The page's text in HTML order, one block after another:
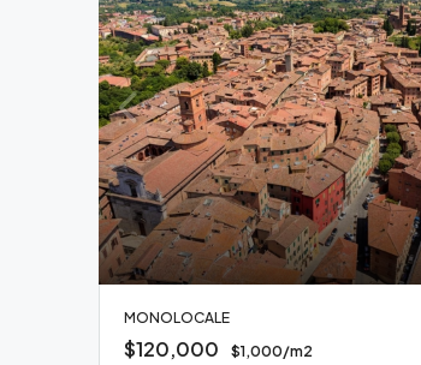
MONOLOCALE
$120,000 $1,000/m2